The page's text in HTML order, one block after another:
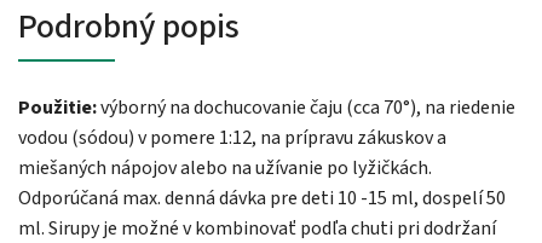
Podrobný popis
Použitie:výborný na dochucovanie čaju (cca 70°), na riedenie
vodou (sódou) v pomere 1:12, na prípravu zákuskov a
miešaných nápojov alebo na užívanie po lyžičkách.
Odporúčaná max. denná dávka pre deti 10 -15 ml, dospelí 50
ml. Sirupy je možné v kombinovať podľa chuti pri dodržaní